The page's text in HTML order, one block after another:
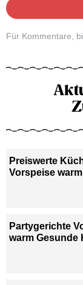
Für Kommentare,
Preiswerte
Vorspeise
Partygerichte
warm Gesunde